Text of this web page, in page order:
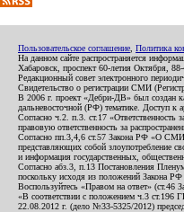
Пользовательское соглашение Политика
На данном сайте распространяется
Хабаровск, проспект 60-летия Октября,
Редакционный совет электронного
Свидетельство о регистрации СМИ
В 2006 г. проект «Дебри-ДВ» был создан
дальневосточной (РФ) тематике. Доступ к
Согласно ч.2. п.3. ст.17
правовую ответственность за
Согласно пп.3,4,6 ст.57 Закона РФ «О
представляющих собой злоупотребление
и информация государственных,
Согласно абз.3, п.13 Постановления
поскольку исходя из положений Закона РФ
Воспользуйтесь «Правом на ответ»
«В соответствии с положением ч.3 ст.196
22.08.2012 г. (дело №33-5325/2012)